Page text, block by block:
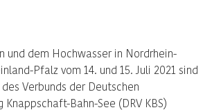
und dem Hochwasser in Nordrhein-
Pfalz vom 14. und 15. Juli 2021 sind
Verbunds der Deutschen
Knappschaft-Bahn-See (DRV KBS)